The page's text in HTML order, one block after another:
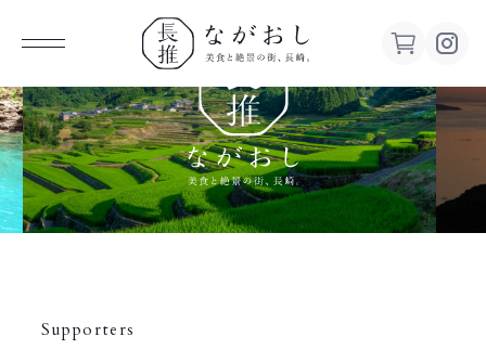
ながお
し 美食
と絶景の
Supporters